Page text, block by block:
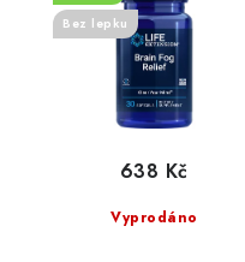
Bez lepku
Vyprodáno
638 Kč